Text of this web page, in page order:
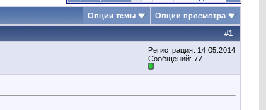
Опции темы Опции просмотра
#1
Регистрация: 14.05.2014
Сообщений: 77